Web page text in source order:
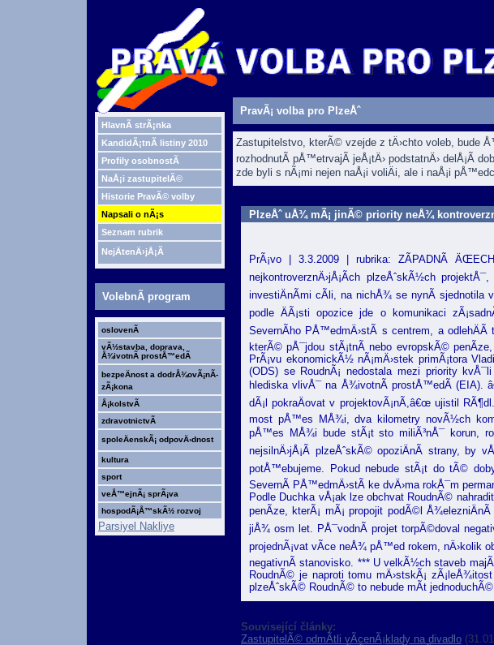
HlavnÃ­ strÃ¡nka
KandidÃ¡tnÃ­ listiny 2010
Profily osobnostÃ­
NaÅ¡i zastupitelÃ©
Historie PravÃ© volby
Napsali o nÃ¡s
Seznam rubrik
NejÄtenÄ›jÅ¡Ã­
VolebnÃ­ program
oslovenÃ­
vÃ½stavba, doprava,
Å¾ivotnÃ­ prostÅ™edÃ­
bezpeÄnost a dodrÅ¾ovÃ¡nÃ­
zÃ¡kona
Å¡kolstvÃ­
zdravotnictvÃ­
spoleÄenskÃ¡ odpovÄ›dnost
kultura
sport
veÅ™ejnÃ¡ sprÃ¡va
hospodÃ¡Å™skÃ½ rozvoj
Parsiyel Nakliye
PravÃ¡ volba pro PlzeÅˆ
Zastupitelstvo, kterÃ© vzejde z tÄ›chto voleb, bude
rozhodnutÃ­ pÅ™etrvajÃ­ jeÅ¡tÄ› podstatnÄ› delÅ¡Ã­
zde byli s nÃ¡mi nejen naÅ¡i voliÄi, ale i naÅ¡i
PlzeÅˆ uÅ¾ mÃ¡ jinÃ© priority neÅ¾
PrÃ¡vo | 3.3.2009 | rubrika: ZÃPADNÃ
nejkontroverznÄ›jÅ¡Ã­ch plzeÅˆskÃ½ch
investiÄnÃ­mi cÃ­li, na nichÅ¾ se nynÃ­ sjednotila
podle ÄÃ¡sti opozice jde o komunikaci
SevernÃ­ho PÅ™edmÄ›stÃ­ s centrem, a
kterÃ© pÅ¯jdou stÃ¡tnÃ­ nebo evropskÃ©
PrÃ¡vu ekonomickÃ½ nÃ¡mÄ›stek primÃ¡tora
(ODS) se RoudnÃ¡ nedostala mezi priority
hlediska vlivÅ¯ na Å¾ivotnÃ­ prostÅ™edÃ­ (EIA).
dÃ¡l pokraÄovat v projektovÃ¡nÃ­,â€œ ujistil
most pÅ™es MÅ¾i, dva kilometry novÃ½ch
pÅ™es MÅ¾i bude stÃ¡t sto miliÃ³nÅ¯ korun,
nejsilnÄ›jÅ¡Ã­ plzeÅˆskÃ© opoziÄnÃ­ strany, by
potÅ™ebujeme. Pokud nebude stÃ¡t do tÃ©
SevernÃ­ PÅ™edmÄ›stÃ­ ke dvÄ›ma rokÅ¯m
Podle Duchka vÅ¡ak lze obchvat RoudnÃ©
penÃ­ze, kterÃ¡ mÃ¡ propojit podÃ©l
jiÅ¾ osm let. PÅ¯vodnÃ­ projet torpÃ©doval
projednÃ¡vat vÃ­ce neÅ¾ pÅ™ed rokem, nÄ›kolik
negativnÃ­ stanovisko. *** U velkÃ½ch staveb
RoudnÃ© je naproti tomu mÄ›stskÃ¡
plzeÅˆskÃ© RoudnÃ© to nebude mÃ­t
Související články:
ZastupitelÃ© odmÃ­tli vÃ­cenÃ¡klady na divadlo